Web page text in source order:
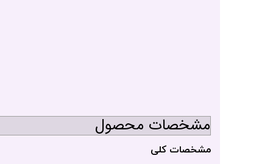
مشخصات محصول
مشخصات کلی